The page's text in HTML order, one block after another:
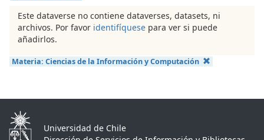
Este dataverse no contiene dataverses, datasets, ni
archivos. Por favor identifíquese para ver si puede
añadirlos.
Materia: Ciencias de la Información y Computación
Universidad de Chile